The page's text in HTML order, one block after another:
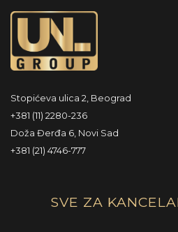
Stopićeva ulica 2, Beograd
+381 (11) 2280-236
Doža Đerđa 6, Novi Sad
+381 (21) 4746-777
SVE ZA